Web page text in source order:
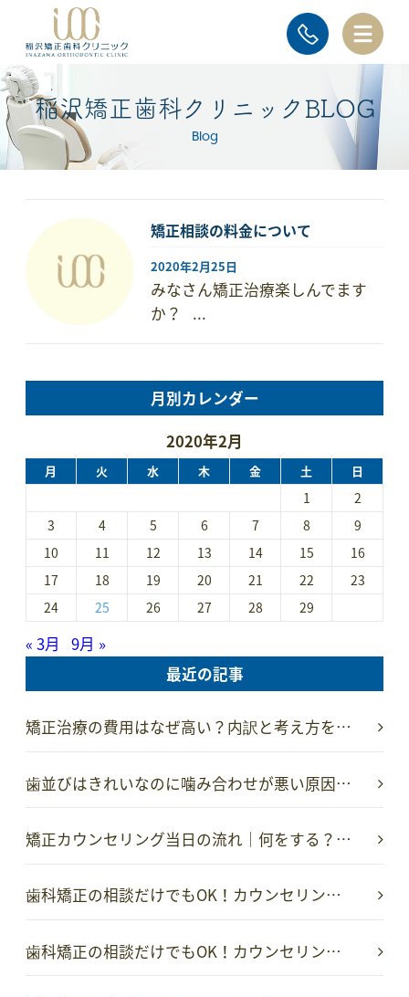
稲沢矯正歯科クリニックBLOG
Blog
矯正相談の料金について
2020年2月25日
みなさん矯正治療楽しんでます
か？ ...
月別カレンダー
2020年2月
月 火 水 木 金 土 日
1
2
3
4 5 6 7 8
9
10
11 12 13 14 15
16
17
18 19 20 21 22
23
24
25 26 27 28 29
« 3月
9月 »
最近の記事
矯正治療の費用はなぜ高い？内訳と考え方を…
歯並びはきれいなのに噛み合わせが悪い原因…
矯正カウンセリング当日の流れ｜何をする？…
歯科矯正の相談だけでもOK！カウンセリン…
歯科矯正の相談だけでもOK！カウンセリン…